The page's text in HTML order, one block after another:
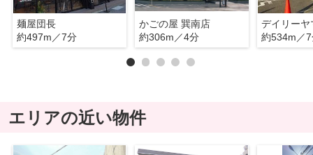
麺屋団長
約497m／7分
かごの屋 巽南店
約306m／4分
約534m／
エリアの近い物件